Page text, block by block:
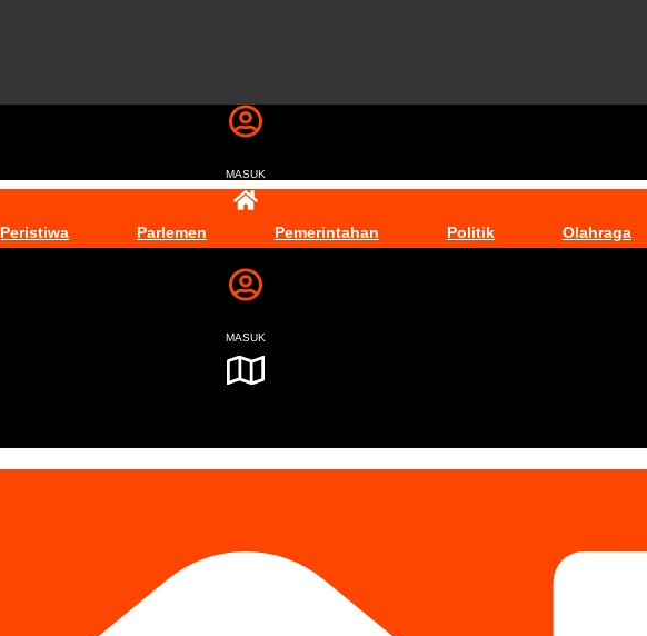
MASUK
Peristiwa Parlemen Pemerintahan Politik Olahraga
MASUK